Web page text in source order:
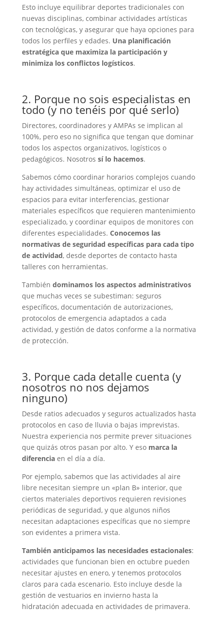
Esto incluye equilibrar deportes tradicionales con
nuevas disciplinas, combinar actividades artísticas
con tecnológicas, y asegurar que haya opciones para
todos los perfiles y edades. Una planificación
estratégica que maximiza la participación y
minimiza los conflictos logísticos.
2. Porque no sois especialistas en
todo (y no tenéis por qué serlo)
Directores, coordinadores y AMPAs se implican al
100%, pero eso no significa que tengan que dominar
todos los aspectos organizativos, logísticos o
pedagógicos. Nosotros sí lo hacemos.
Sabemos cómo coordinar horarios complejos cuando
hay actividades simultáneas, optimizar el uso de
espacios para evitar interferencias, gestionar
materiales específicos que requieren mantenimiento
especializado, y coordinar equipos de monitores con
diferentes especialidades. Conocemos las
normativas de seguridad específicas para cada tipo
de actividad, desde deportes de contacto hasta
talleres con herramientas.
También dominamos los aspectos administrativos
que muchas veces se subestiman: seguros
específicos, documentación de autorizaciones,
protocolos de emergencia adaptados a cada
actividad, y gestión de datos conforme a la normativa
de protección.
3. Porque cada detalle cuenta (y
nosotros no nos dejamos
ninguno)
Desde ratios adecuados y seguros actualizados hasta
protocolos en caso de lluvia o bajas imprevistas.
Nuestra experiencia nos permite prever situaciones
que quizás otros pasan por alto. Y eso marca la
diferenciaen el día a día.
Por ejemplo, sabemos que las actividades al aire
libre necesitan siempre un «plan B» interior, que
ciertos materiales deportivos requieren revisiones
periódicas de seguridad, y que algunos niños
necesitan adaptaciones específicas que no siempre
son evidentes a primera vista.
También anticipamos las necesidades estacionales:
actividades que funcionan bien en octubre pueden
necesitar ajustes en enero, y tenemos protocolos
claros para cada escenario. Esto incluye desde la
gestión de vestuarios en invierno hasta la
hidratación adecuada en actividades de primavera.